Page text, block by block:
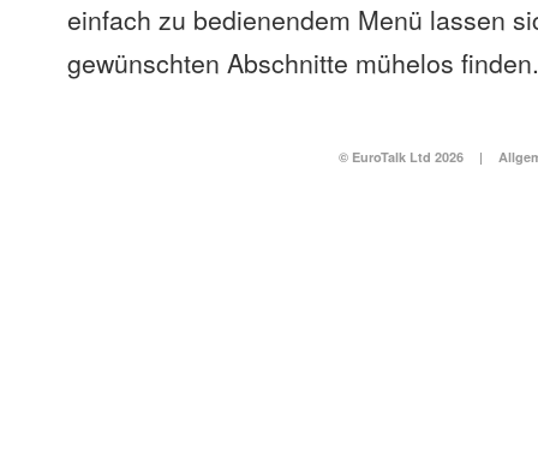
einfach zu bedienendem Menü lassen
gewünschten Abschnitte mühelos finden.
© EuroTalk Ltd 2026 |